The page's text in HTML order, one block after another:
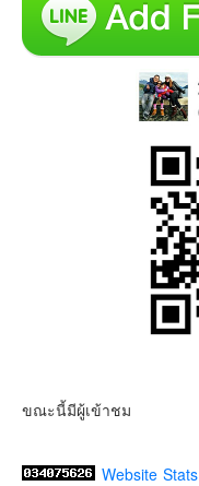
ขณะนี้มีผู้เข้าชม
Website Stats